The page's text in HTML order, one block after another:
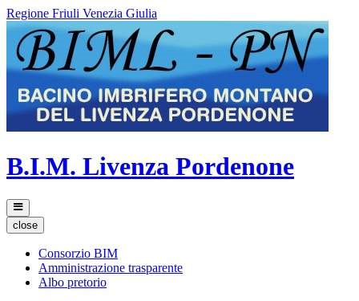
Regione Friuli Venezia Giulia
B.I.M. Livenza Pordenone
close
Consorzio BIM
Amministrazione trasparente
Albo pretorio